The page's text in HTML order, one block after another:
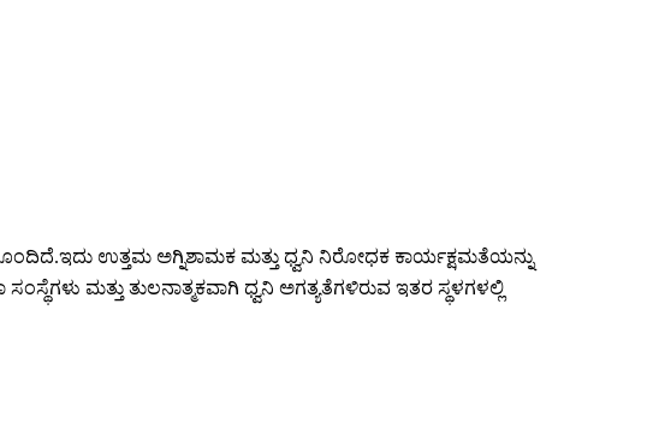
ಉತ್ತಮ ಅಗ್ನಿಶಾಮಕ ಮತ್ತು ಧ್ವನಿ ನಿರೋಧಕ ಕಾರ್ಯಕ್ಷಮತೆಯನ್ನು
ಮತ್ತು ತುಲನಾತ್ಮಕವಾಗಿ ಧ್ವನಿ ಅಗತ್ಯತೆಗಳಿರುವ ಇತರ ಸ್ಥಳಗಳಲ್ಲಿ